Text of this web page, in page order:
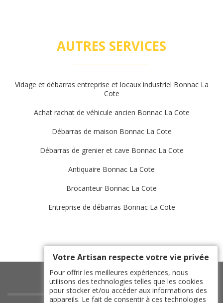
AUTRES SERVICES
Vidage et débarras entreprise et locaux industriel Bonnac La
Cote
Achat rachat de véhicule ancien Bonnac La Cote
Débarras de maison Bonnac La Cote
Débarras de grenier et cave Bonnac La Cote
Antiquaire Bonnac La Cote
Brocanteur Bonnac La Cote
Entreprise de débarras Bonnac La Cote
Votre Artisan respecte votre vie privée
Pour offrir les meilleures expériences, nous
utilisons des technologies telles que les cookies
pour stocker et/ou accéder aux informations des
appareils. Le fait de consentir à ces technologies